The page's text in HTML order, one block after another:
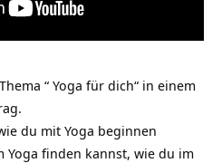
“ Yoga für dich“ in einem
du mit Yoga beginnen
finden kannst, wie du im